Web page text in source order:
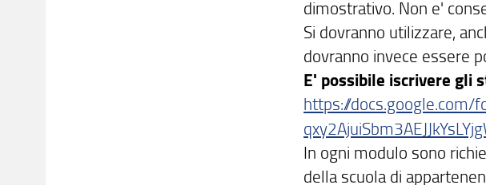
dimostrativo. Non e'
Si dovranno utilizzare,
dovranno invece essere
E' possibile iscrivere gli
https://docs.google.com/
In ogni modulo sono
della scuola di